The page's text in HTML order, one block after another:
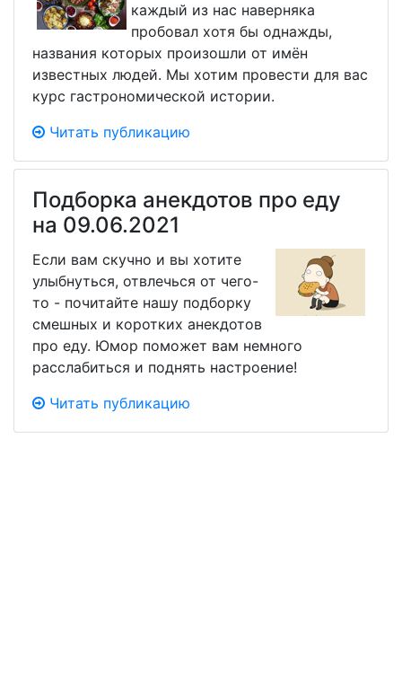
каждый из нас наверняка
пробовал хотя бы однажды,
названия которых произошли от имён
известных людей. Мы хотим провести для вас
курс гастрономической истории.
Читать публикацию
Подборка анекдотов про еду
на 09.06.2021
Если вам скучно и вы хотите
улыбнуться, отвлечься от чего-
то - почитайте нашу подборку
смешных и коротких анекдотов
про еду. Юмор поможет вам немного
расслабиться и поднять настроение!
Читать публикацию